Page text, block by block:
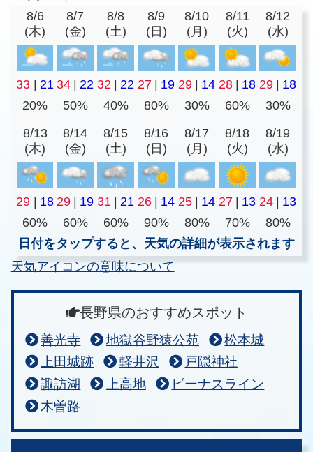
8/6
(木)
8/7
(金)
8/8
(土)
8/9
(日)
8/10
(月)
8/11
(火)
8/12
(水)
33 | 21 34 | 22 32 | 22 27 | 19 29 | 14 28 | 18 29 | 18
20%
50% 40% 80% 30% 60% 30%
8/13
(木)
8/14
(金)
8/15
(土)
8/16
(日)
8/17
(月)
8/18
(火)
8/19
(水)
29 | 18 29 | 19 31 | 21 26 | 14 25 | 14 27 | 13 24 | 13
60%
60% 60% 90% 80% 70%
80%
日付をタップすると、天気の詳細が表示されます
天気アイコンの意味について
長野県のおすすめスポット
善光寺 地獄谷野猿公苑
松本城
上田城跡
軽井沢
戸隠神社
諏訪湖
上高地
ビーナスライン
木曽路